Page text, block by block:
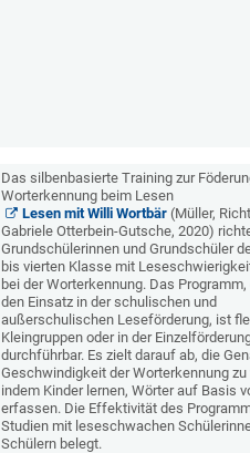
Das silbenbasierte Training zur
Worterkennung beim Lesen
Lesen mit Willi Wortbär(Müller,
Gabriele Otterbein-Gutsche, 2020)
Grundschülerinnen und Grundschüler
bis vierten Klasse mit
bei der Worterkennung. Das
den Einsatz in der schulischen und
außerschulischen Leseförderung, ist
Kleingruppen oder in der
durchführbar. Es zielt darauf ab, die
Geschwindigkeit der Worterkennung zu
indem Kinder lernen, Wörter auf Basis
erfassen. Die Effektivität des
Studien mit leseschwachen
Schülern belegt.